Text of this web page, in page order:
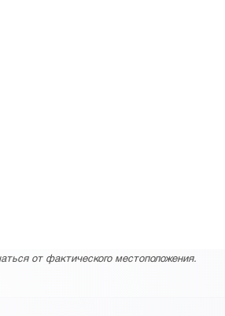
от фактического местоположения.